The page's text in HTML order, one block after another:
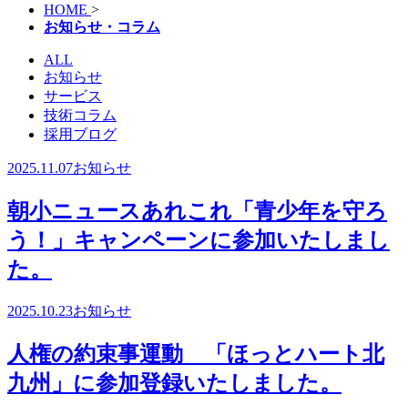
HOME >
お知らせ・コラム
ALL
お知らせ
サービス
技術コラム
採用ブログ
2025.11.07お知らせ
朝小ニュースあれこれ「青少年を守ろ
う！」キャンペーンに参加いたしまし
た。
2025.10.23お知らせ
人権の約束事運動 「ほっとハート北
九州」に参加登録いたしました。